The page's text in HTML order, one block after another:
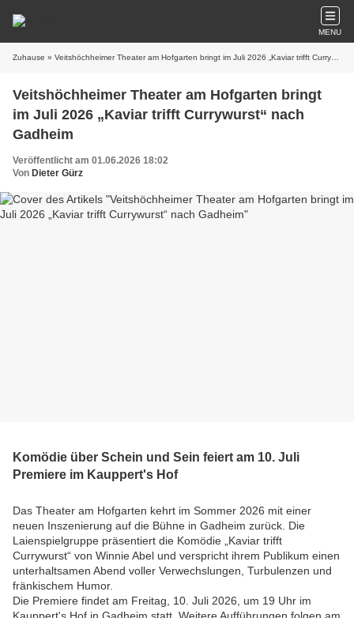
MENU
Zuhause » Veitshöchheimer Theater am Hofgarten bringt im Juli 2026 „Kaviar trifft Currywurst“ nach Gadheim
Veitshöchheimer Theater am Hofgarten bringt
im Juli 2026 „Kaviar trifft Currywurst“ nach
Gadheim
Veröffentlicht am 01.06.2026 18:02
Von Dieter Gürz
Komödie über Schein und Sein feiert am 10. Juli
Premiere im Kauppert's Hof
Das Theater am Hofgarten kehrt im Sommer 2026 mit einer
neuen Inszenierung auf die Bühne in Gadheim zurück. Die
Laienspielgruppe präsentiert die Komödie „Kaviar trifft
Currywurst“ von Winnie Abel und verspricht ihrem Publikum einen
unterhaltsamen Abend voller Verwechslungen, Turbulenzen und
fränkischem Humor.
Die Premiere findet am Freitag, 10. Juli 2026, um 19 Uhr im